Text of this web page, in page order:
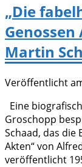
„Die
Martin
Veröffentlicht
Eine
Groschopp
Schaad, das die
Akten“ von
veröffentlicht